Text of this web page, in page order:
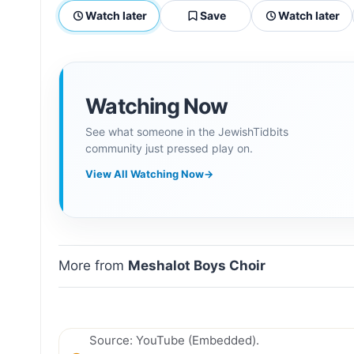
Watch later Save Watch later
Watching Now
See what someone in the JewishTidbits
community just pressed play on.
View All Watching Now→
More from Meshalot Boys Choir
Source: YouTube (Embedded).